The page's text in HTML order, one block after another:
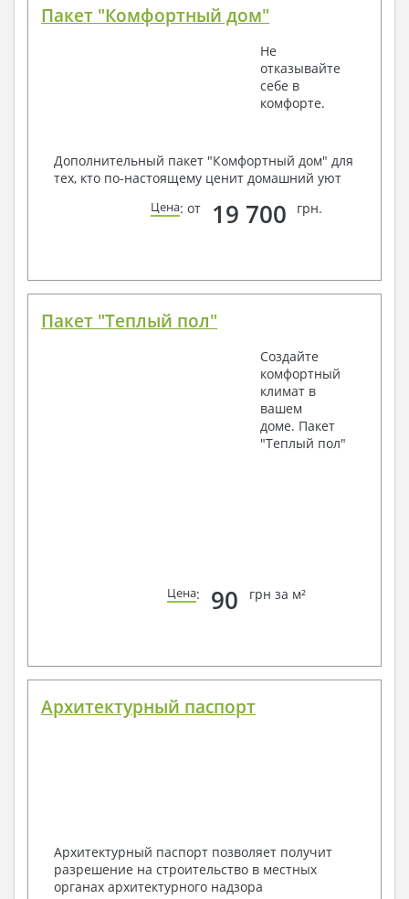
Пакет "Комфортный дом"
Не
отказывайте
себе в
комфорте.
Дополнительный пакет "Комфортный дом" для
тех, кто по-настоящему ценит домашний уют
Цена: от 19 700 грн.
Пакет "Теплый пол"
Создайте
комфортный
климат в
вашем
доме. Пакет
"Теплый пол"
Цена: 90 грн за м²
Архитектурный паспорт
Архитектурный паспорт позволяет получит
разрешение на строительство в местных
органах архитектурного надзора